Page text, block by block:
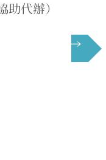
助代辦）
下一頁 →